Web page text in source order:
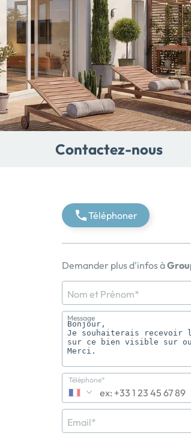
Contactez-nous
Téléphoner
Demander plus d'infos à
Nom et Prénom*
Message
Téléphone*
Email*